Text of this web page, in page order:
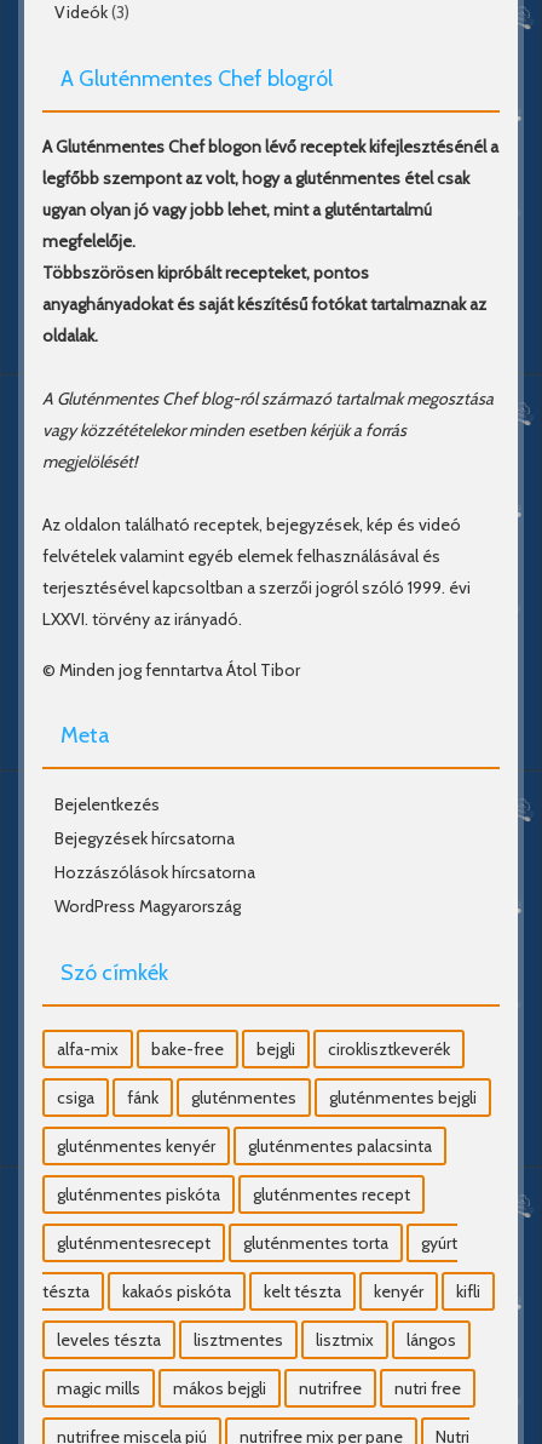
Videók(3)
A Gluténmentes Chef blogról
A Gluténmentes Chef blogon lévő receptek kifejlesztésénél a
legfőbb szempont az volt, hogy a gluténmentes étel csak
ugyan olyan jó vagy jobb lehet, mint a gluténtartalmú
megfelelője.
Többszörösen kipróbált recepteket, pontos
anyaghányadokat és saját készítésű fotókat tartalmaznak az
oldalak.
A Gluténmentes Chef blog-ról származó tartalmak megosztása
vagy közzétételekor minden esetben kérjük a forrás
megjelölését!
Az oldalon található receptek, bejegyzések, kép és videó
felvételek valamint egyéb elemek felhasználásával és
terjesztésével kapcsoltban a szerzői jogról szóló 1999. évi
LXXVI. törvény az irányadó.
© Minden jog fenntartva Átol Tibor
Meta
Bejelentkezés
Bejegyzések hírcsatorna
Hozzászólások hírcsatorna
WordPress Magyarország
Szó címkék
alfa-mix bake-free bejgli ciroklisztkeverék
csiga fánk gluténmentes gluténmentes bejgli
gluténmentes kenyér gluténmentes palacsinta
gluténmentes piskóta gluténmentes recept
gluténmentesrecept gluténmentes torta gyúrt
tészta kakaós piskóta kelt tészta kenyér kifli
leveles tészta lisztmentes lisztmix lángos
magic mills mákos bejgli nutrifree nutri free
nutrifree miscela piú nutrifree mix per pane Nutri